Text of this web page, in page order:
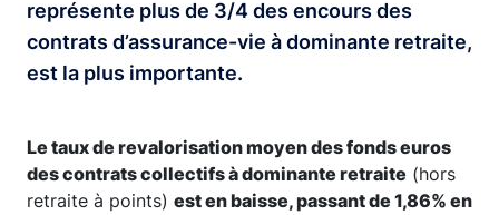
représente plus de 3/4 des encours des
contrats d’assurance-vie à dominante retraite,
est la plus importante.
Le taux de revalorisation moyen des fonds euros
des contrats collectifs à dominante retraite (hors
retraite à points) est en baisse, passant de 1,86% en